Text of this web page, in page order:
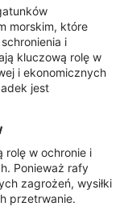
morskim, które
i
kluczową rolę w
i ekonomicznych
jest
rolę w ochronie i
Ponieważ rafy
zagrożeń, wysiłki
przetrwanie.